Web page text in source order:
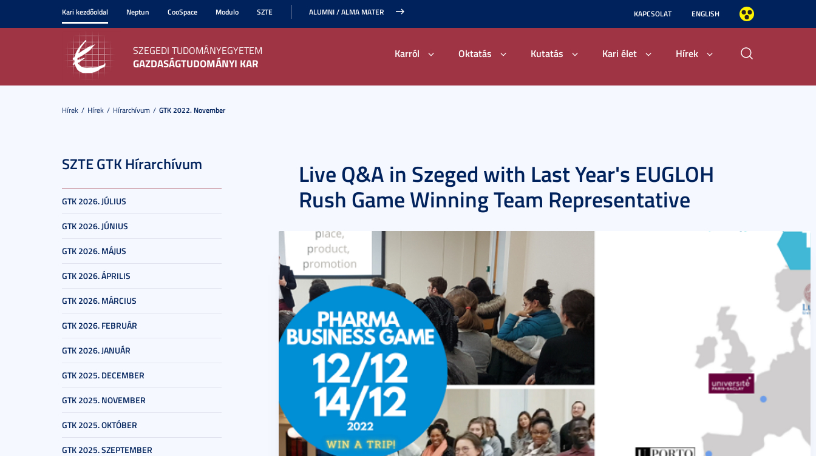
Kari kezdőoldal Neptun CooSpace Modulo SZTE ALUMNI / ALMA MATER KAPCSOLAT ENGLISH
SZEGEDI TUDOMÁNYEGYETEM
GAZDASÁGTUDOMÁNYI KAR
Karról Oktatás Kutatás Kari élet Hírek
Hírek Hírek Hírarchívum GTK 2022. November
SZTE GTK Hírarchívum
GTK 2026. JÚLIUS
GTK 2026. JÚNIUS
GTK 2026. MÁJUS
GTK 2026. ÁPRILIS
GTK 2026. MÁRCIUS
GTK 2026. FEBRUÁR
GTK 2026. JANUÁR
GTK 2025. DECEMBER
GTK 2025. NOVEMBER
GTK 2025. OKTÓBER
GTK 2025. SZEPTEMBER
Live Q&A in Szeged with Last Year's EUGLOH
Rush Game Winning Team Representative